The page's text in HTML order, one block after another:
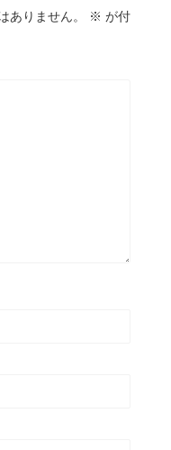
ありません。 ※ が付